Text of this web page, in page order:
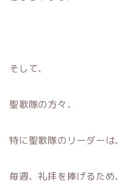
そして、
聖歌隊の方々、
特に聖歌隊のリーダーは、
毎週、礼拝を捧げるため、